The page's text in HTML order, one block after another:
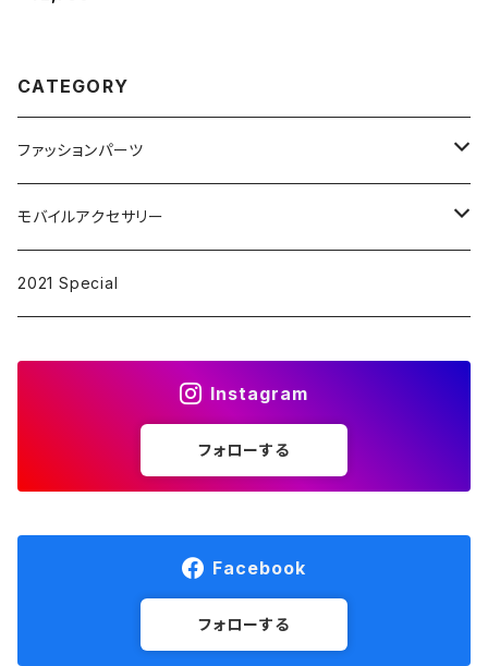
CATEGORY
ファッションパーツ
ピンズ
キーリング
モバイルアクセサリー
iPhoneケース
2021 Special
Instagram
フォローする
Facebook
フォローする